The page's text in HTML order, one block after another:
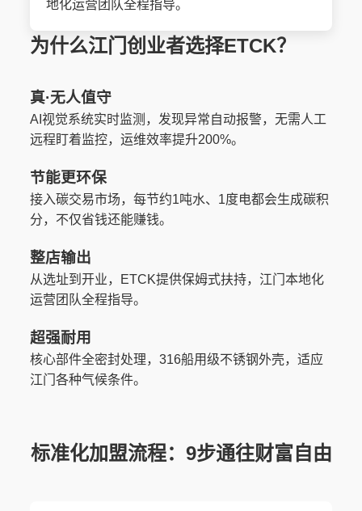
地化运营团队全程指导。
为什么江门创业者选择ETCK？
真·无人值守
AI视觉系统实时监测，发现异常自动报警，无需人工
远程盯着监控，运维效率提升200%。
节能更环保
接入碳交易市场，每节约1吨水、1度电都会生成碳积
分，不仅省钱还能赚钱。
整店输出
从选址到开业，ETCK提供保姆式扶持，江门本地化
运营团队全程指导。
超强耐用
核心部件全密封处理，316船用级不锈钢外壳，适应
江门各种气候条件。
标准化加盟流程：9步通往财富自由